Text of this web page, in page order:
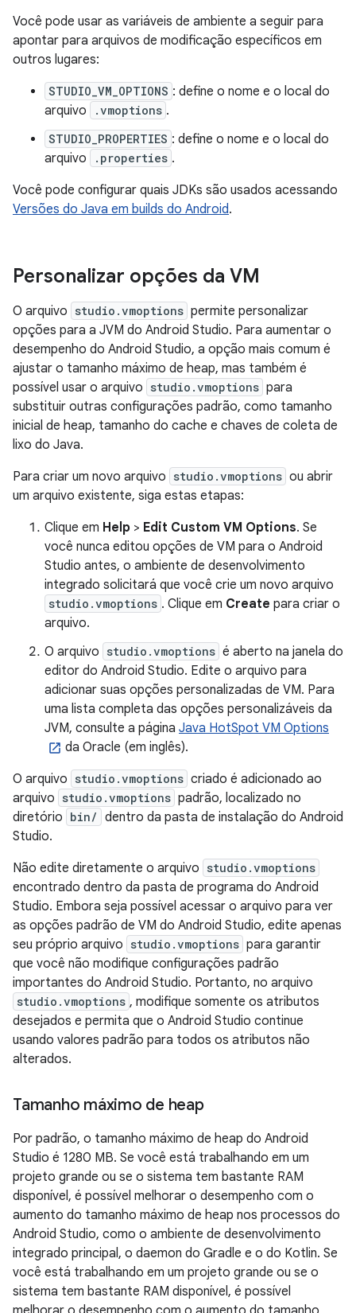
Você pode usar as variáveis de ambiente a seguir para
apontar para arquivos de modificação específicos em
outros lugares:
STUDIO_VM_OPTIONS : define o nome e o local do
arquivo
.vmoptions .
STUDIO_PROPERTIES : define o nome e o local do
arquivo
.properties .
Você pode configurar quais JDKs são usados acessando
Versões do Java em builds do Android.
Personalizar opções da VM
O arquivo studio.vmoptions permite personalizar
opções para a JVM do Android Studio. Para aumentar o
desempenho do Android Studio, a opção mais comum é
ajustar o tamanho máximo de heap, mas também é
possível usar o arquivo studio.vmoptions para
substituir outras configurações padrão, como tamanho
inicial de heap, tamanho do cache e chaves de coleta de
lixo do Java.
Para criar um novo arquivo studio.vmoptions ou abrir
um arquivo existente, siga estas etapas:
Clique em Help > Edit Custom VM Options. Se
você nunca editou opções de VM para o Android
Studio antes, o ambiente de desenvolvimento
integrado solicitará que você crie um novo arquivo
studio.vmoptions . Clique em Create para criar o
arquivo.
O arquivo studio.vmoptions é aberto na janela do
editor do Android Studio. Edite o arquivo para
adicionar suas opções personalizadas de VM. Para
uma lista completa das opções personalizáveis da
JVM, consulte a página Java HotSpot VM Options
da Oracle (em inglês).
O arquivo studio.vmoptions criado é adicionado ao
arquivo studio.vmoptions padrão, localizado no
diretório bin/ dentro da pasta de instalação do Android
Studio.
Não edite diretamente o arquivo studio.vmoptions
encontrado dentro da pasta de programa do Android
Studio. Embora seja possível acessar o arquivo para ver
as opções padrão de VM do Android Studio, edite apenas
seu próprio arquivo studio.vmoptions para garantir
que você não modifique configurações padrão
importantes do Android Studio. Portanto, no arquivo
studio.vmoptions , modifique somente os atributos
desejados e permita que o Android Studio continue
usando valores padrão para todos os atributos não
alterados.
Tamanho máximo de heap
Por padrão, o tamanho máximo de heap do Android
Studio é 1280 MB. Se você está trabalhando em um
projeto grande ou se o sistema tem bastante RAM
disponível, é possível melhorar o desempenho com o
aumento do tamanho máximo de heap nos processos do
Android Studio, como o ambiente de desenvolvimento
integrado principal, o daemon do Gradle e o do Kotlin. Se
você está trabalhando em um projeto grande ou se o
sistema tem bastante RAM disponível, é possível